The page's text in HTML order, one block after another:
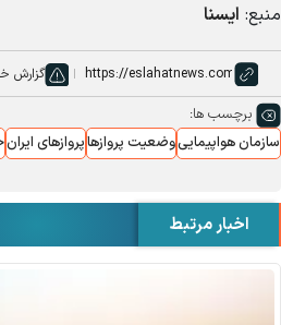
منبع: ایسنا
گزارش
برچسب ها:
سازمان هواپیماییوضعیت پروازهاپروازهای ایران
اخبار مرتبط